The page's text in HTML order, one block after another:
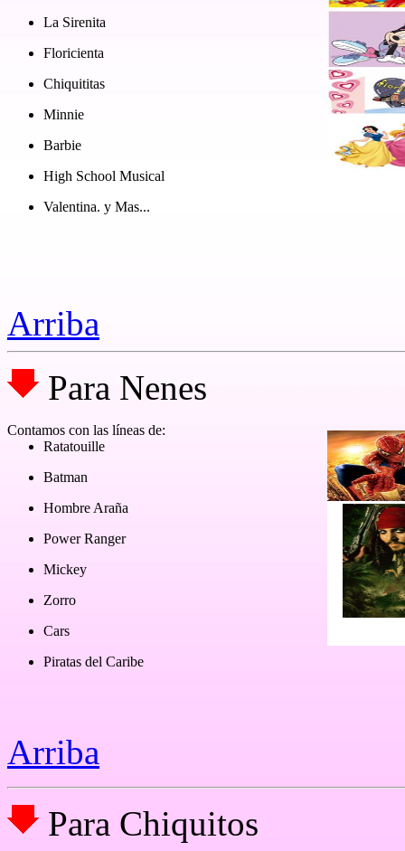
La Sirenita
Floricienta
Chiquititas
Minnie
Barbie
High School Musical
Valentina. y Mas...
Arriba
Para Nenes
Contamos con las líneas de:
Ratatouille
Batman
Hombre Araña
Power Ranger
Mickey
Zorro
Cars
Piratas del Caribe
Arriba
Para Chiquitos